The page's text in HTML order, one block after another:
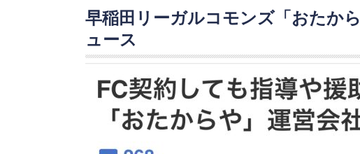
早稲田リーガルコモンズ「おたか
ュース